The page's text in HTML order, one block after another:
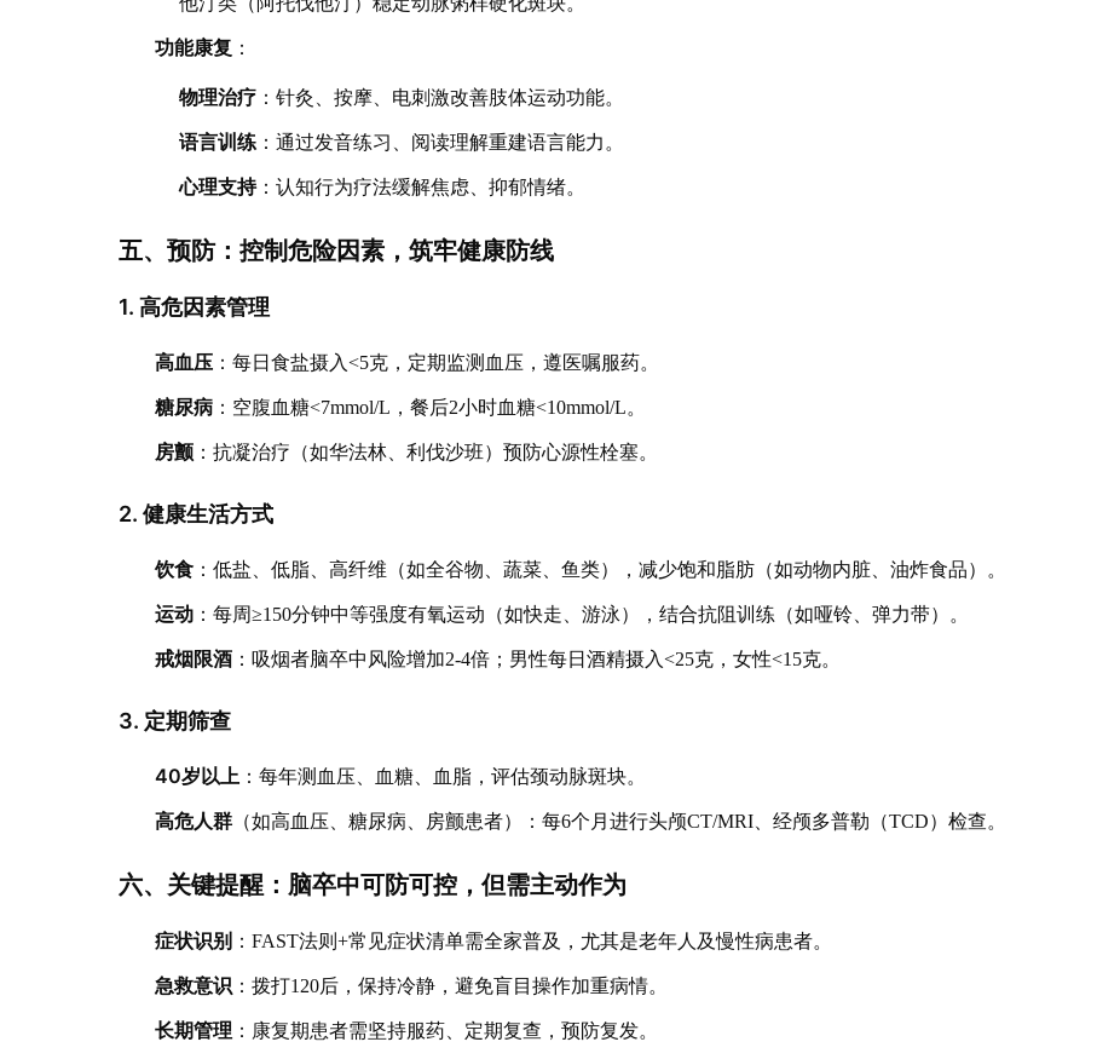
功能康复 ：
物理治疗 ：针灸、按摩、电刺激改善肢体运动功能。
语言训练 ：通过发音练习、阅读理解重建语言能力。
心理支持：认知行为疗法缓解焦虑、抑郁情绪。
五、预防：控制危险因素，筑牢健康防线
1. 高危因素管理
高血压 ：每日食盐摄入<5克，定期监测血压，遵医嘱服药。
糖尿病 ：空腹血糖<7mmol/L，餐后2小时血糖<10mmol/L。
房颤 ：抗凝治疗（如华法林、利伐沙班）预防心源性栓塞。
2. 健康生活方式
饮食 ：低盐、低脂、高纤维（如全谷物、蔬菜、鱼类），减少饱和脂肪（如动物内脏、油炸食品）。
运动 ：每周≥150分钟中等强度有氧运动（如快走、游泳），结合抗阻训练（如哑铃、弹力带）。
戒烟限酒 ：吸烟者脑卒中风险增加2-4倍；男性每日酒精摄入<25克，女性<15克。
3. 定期筛查
40岁以上 ：每年测血压、血糖、血脂，评估颈动脉斑块。
高危人群 （如高血压、糖尿病、房颤患者）：每6个月进行头颅CT/MRI、经颅多普勒（TCD）检查。
六、关键提醒：脑卒中可防可控，但需主动作为
症状识别 ：FAST法则+常见症状清单需全家普及，尤其是老年人及慢性病患者。
急救意识 ：拨打120后，保持冷静，避免盲目操作加重病情。
长期管理 ：康复期患者需坚持服药、定期复查，预防复发。